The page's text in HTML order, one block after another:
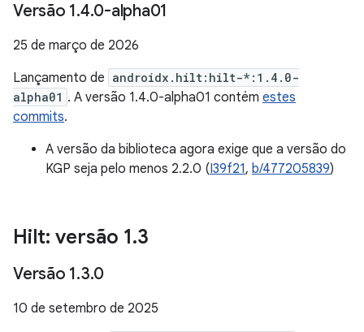
Versão 1.4.0-alpha01
25 de março de 2026
Lançamento de androidx.hilt:hilt-*:1.4.0-
alpha01 . A versão 1.4.0-alpha01 contém estes
commits.
A versão da biblioteca agora exige que a versão do
KGP seja pelo menos 2.2.0 (I39f21, b/477205839)
Hilt: versão 1.3
Versão 1.3.0
10 de setembro de 2025